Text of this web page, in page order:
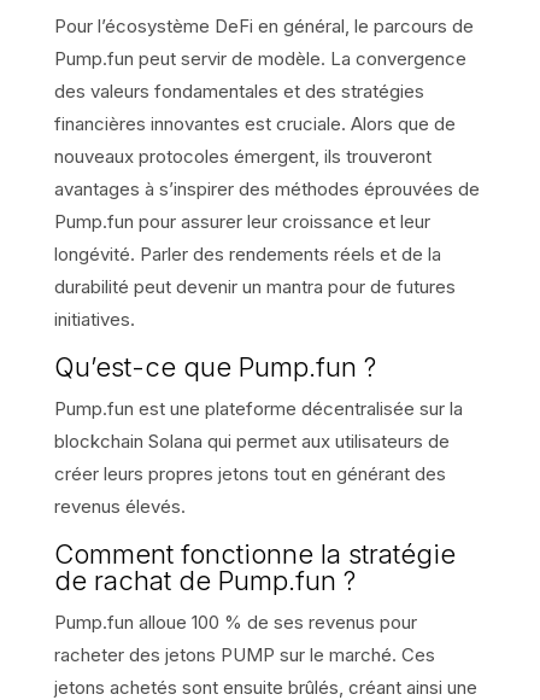
Pour l’écosystème DeFi en général, le parcours de
Pump.fun peut servir de modèle. La convergence
des valeurs fondamentales et des stratégies
financières innovantes est cruciale. Alors que de
nouveaux protocoles émergent, ils trouveront
avantages à s’inspirer des méthodes éprouvées de
Pump.fun pour assurer leur croissance et leur
longévité. Parler des rendements réels et de la
durabilité peut devenir un mantra pour de futures
initiatives.
Qu’est-ce que Pump.fun ?
Pump.fun est une plateforme décentralisée sur la
blockchain Solana qui permet aux utilisateurs de
créer leurs propres jetons tout en générant des
revenus élevés.
Comment fonctionne la stratégie
de rachat de Pump.fun ?
Pump.fun alloue 100 % de ses revenus pour
racheter des jetons PUMP sur le marché. Ces
jetons achetés sont ensuite brûlés, créant ainsi une